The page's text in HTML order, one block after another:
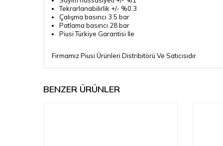
Tekrarlanabilirlik +/- %0.3
Çalışma basıncı 3.5 bar
Patlama basıncı 28 bar
Piusi Türkiye Garantisi İle
Firmamız Piusi Ürünleri Distribitörü Ve Satıcısıdır.
BENZER ÜRÜNLER